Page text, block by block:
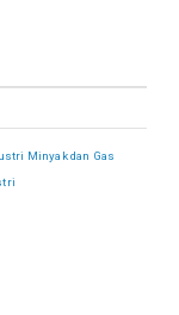
Minyak dan Gas